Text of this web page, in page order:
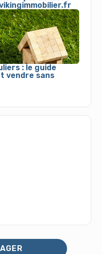
: le guide
vendre sans